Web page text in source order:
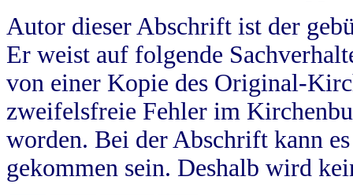
Autor dieser Abschrift ist der
Er weist auf folgende
von einer Kopie des Original-
zweifelsfreie Fehler im
worden. Bei der Abschrift kann
gekommen sein. Deshalb wird